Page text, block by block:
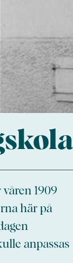
1909
här på
anpassas